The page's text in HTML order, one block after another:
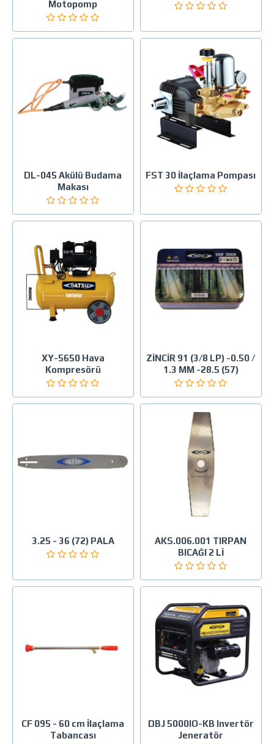
Motopomp
DL-045 Akülü Budama
Makası
FST 30 İlaçlama Pompası
XY-5650 Hava
Kompresörü
ZİNCİR 91 (3/8 LP) -0.50 /
1.3 MM -28.5 (57)
3.25 - 36 (72) PALA
AKS.006.001 TIRPAN
BICAĞI 2 Lİ
CF 095 - 60 cm İlaçlama
Tabancası
DBJ 5000IO-KB Invertör
Jeneratör